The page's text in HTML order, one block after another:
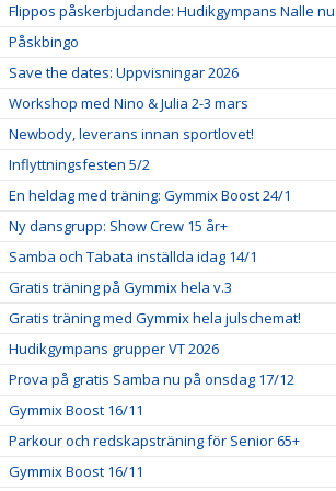
Flippos påskerbjudande: Hudikgympans Nalle
Påskbingo
Save the dates: Uppvisningar 2026
Workshop med Nino & Julia 2-3 mars
Newbody, leverans innan sportlovet!
Inflyttningsfesten 5/2
En heldag med träning: Gymmix Boost 24/1
Ny dansgrupp: Show Crew 15 år+
Samba och Tabata inställda idag 14/1
Gratis träning på Gymmix hela v.3
Gratis träning med Gymmix hela julschemat!
Hudikgympans grupper VT 2026
Prova på gratis Samba nu på onsdag 17/12
Gymmix Boost 16/11
Parkour och redskapsträning för Senior 65+
Gymmix Boost 16/11